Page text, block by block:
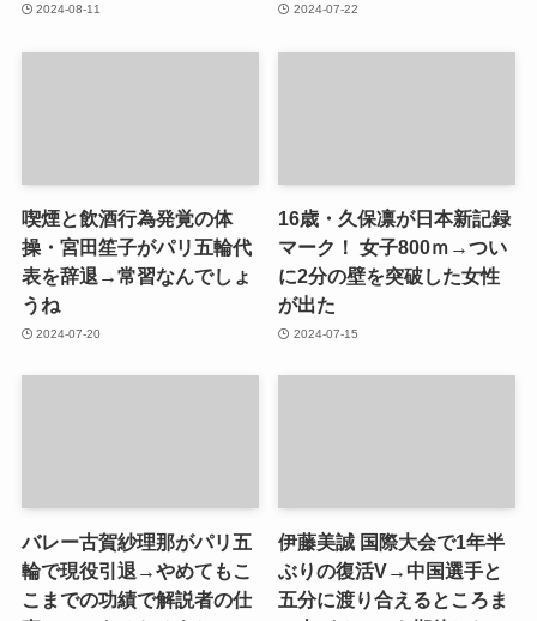
2024-08-11 2024-07-22
喫煙と飲酒行為発覚の体
操・宮田笙子がパリ五輪代
表を辞退→常習なんでしょ
うね
2024-07-20
16歳・久保凛が日本新記録
マーク！ 女子800ｍ→つい
に2分の壁を突破した女性
が出た
2024-07-15
バレー古賀紗理那がパリ五
輪で現役引退→やめてもこ
こまでの功績で解説者の仕
伊藤美誠 国際大会で1年半
ぶりの復活V→中国選手と
五分に渡り合えるところま